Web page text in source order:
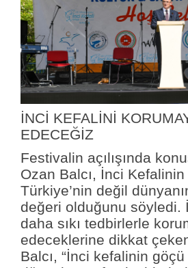
İNCİ KEFALİNİ
EDECEĞİZ
Festivalin açılışında
Ozan Balcı, İnci Kefalinin
Türkiye’nin değil
değeri olduğunu söyledi.
daha sıkı tedbirlerle
edeceklerine dikkat
Balcı, “İnci kefalinin göçü